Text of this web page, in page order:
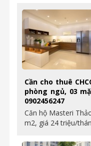
Cần cho thuê
phòng ngủ, 03
0902456247
Căn hộ Masteri
m2, giá 24 triệu/